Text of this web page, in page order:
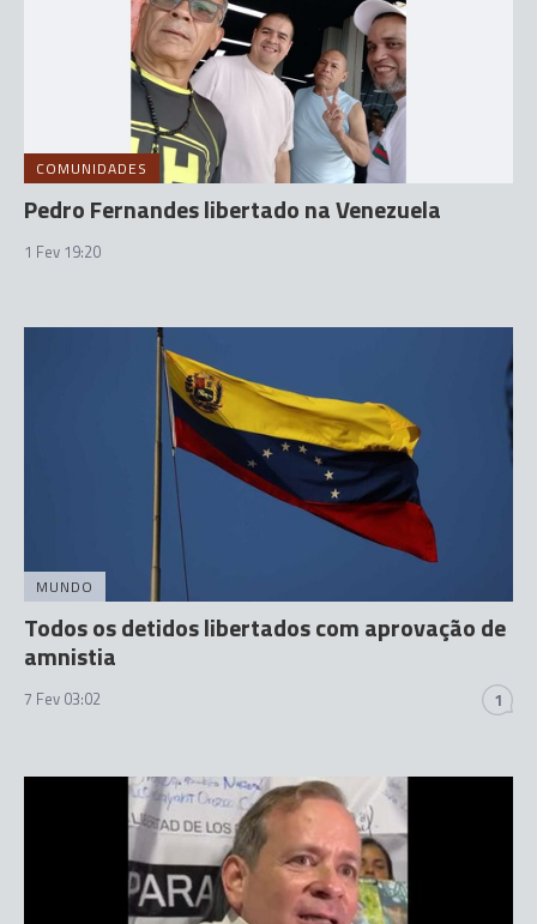
COMUNIDADES
Pedro Fernandes libertado na Venezuela
1 Fev 19:20
MUNDO
Todos os detidos libertados com aprovação de
amnistia
7 Fev 03:02 1